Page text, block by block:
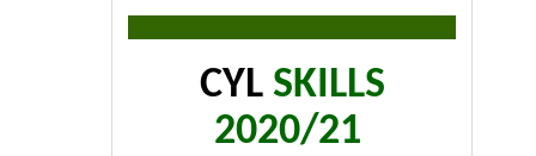
CYL SKILLS
2020/21